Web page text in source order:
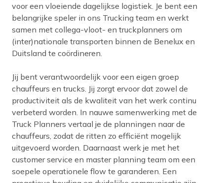
voor een vloeiende dagelijkse logistiek. Je bent een
belangrijke speler in ons Trucking team en werkt
samen met collega-vloot- en truckplanners om
(inter)nationale transporten binnen de Benelux en
Duitsland te coördineren.
Jij bent verantwoordelijk voor een eigen groep
chauffeurs en trucks. Jij zorgt ervoor dat zowel de
productiviteit als de kwaliteit van het werk continu
verbeterd worden. In nauwe samenwerking met de
Truck Planners vertaal je de planningen naar de
chauffeurs, zodat de ritten zo efficiënt mogelijk
uitgevoerd worden. Daarnaast werk je met het
customer service en master planning team om een
soepele operationele flow te garanderen. Een